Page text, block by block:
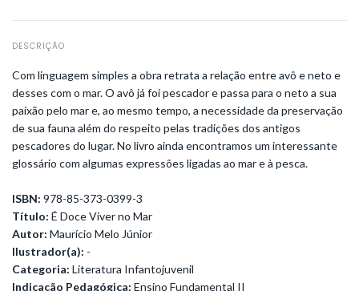
DESCRIÇÃO
Com linguagem simples a obra retrata a relação entre avô e neto e
desses com o mar. O avô já foi pescador e passa para o neto a sua
paixão pelo mar e, ao mesmo tempo, a necessidade da preservação
de sua fauna além do respeito pelas tradições dos antigos
pescadores do lugar. No livro ainda encontramos um interessante
glossário com algumas expressões ligadas ao mar e à pesca.
ISBN: 978-85-373-0399-3
Título: É Doce Viver no Mar
Autor: Maurício Melo Júnior
Ilustrador(a): -
Categoria: Literatura Infantojuvenil
Indicação Pedagógica: Ensino Fundamental II